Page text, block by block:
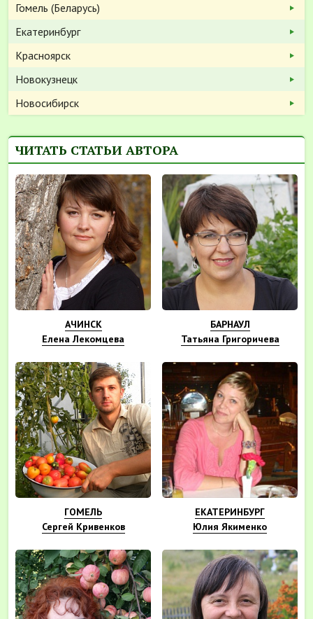
Гомель (Беларусь)
Екатеринбург
Красноярск
Новокузнецк
Новосибирск
ЧИТАТЬ СТАТЬИ АВТОРА
АЧИНСК
Елена Лекомцева
БАРНАУЛ
Татьяна Григоричева
ГОМЕЛЬ
Сергей Кривенков
ЕКАТЕРИНБУРГ
Юлия Якименко